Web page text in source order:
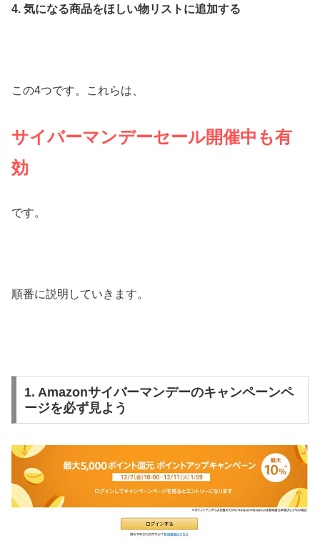
4. 気になる商品をほしい物リストに追加する
この4つです。これらは、
サイバーマンデーセール開催中も有
効
です。
順番に説明していきます。
1. Amazonサイバーマンデーのキャンペーンペ
ージを必ず見よう